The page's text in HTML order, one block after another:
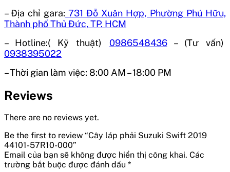
– Địa chỉ gara: 731 Đỗ Xuân Hợp, Phường Phú Hữu,
Thành phố Thủ Đức, TP. HCM
– Hotline:( Kỹ thuật) 0986548436– (Tư vấn)
0938395022
– Thời gian làm việc: 8:00 AM – 18:00 PM
Reviews
There are no reviews yet.
Be the first to review “Cây láp phải Suzuki Swift 2019
44101-57R10-000”
Email của bạn sẽ không được hiển thị công khai. Các
trường bắt buộc được đánh dấu *